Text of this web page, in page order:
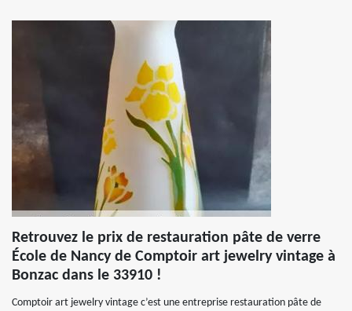
Retrouvez le prix de restauration pâte de verre
École de Nancy de Comptoir art jewelry vintage à
Bonzac dans le 33910 !
Comptoir art jewelry vintage c’est une entreprise restauration pâte de